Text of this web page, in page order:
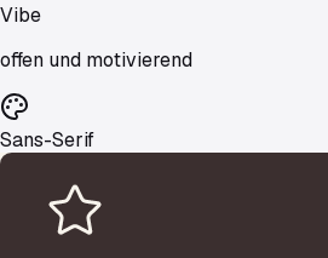
Vibe
offen und motivierend
Sans-Serif